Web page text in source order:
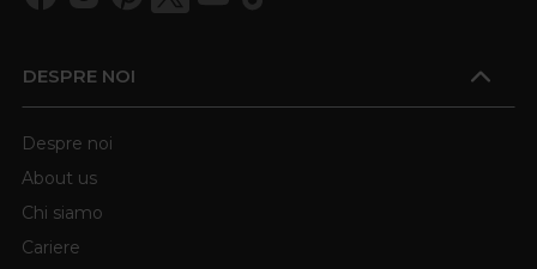
DESPRE NOI
Despre noi
About us
Chi siamo
Cariere